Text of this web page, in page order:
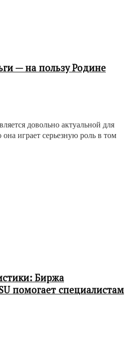
— на пользу Родине
довольно актуальной для
играет серьезную роль в том
Биржа
помогает специалистам